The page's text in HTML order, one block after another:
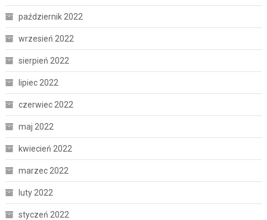
październik 2022
wrzesień 2022
sierpień 2022
lipiec 2022
czerwiec 2022
maj 2022
kwiecień 2022
marzec 2022
luty 2022
styczeń 2022